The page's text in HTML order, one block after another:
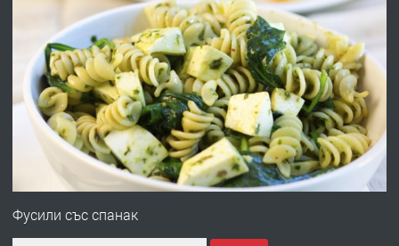
преди 6 месеца
ПРЕДЛАГА
Заведение /ресторант, бистро/ в с.
Чакаларово, община Кирково
преди 7 месеца
ПРЕДЛАГА
Гараж под наем в супер център
Фусили със спанак